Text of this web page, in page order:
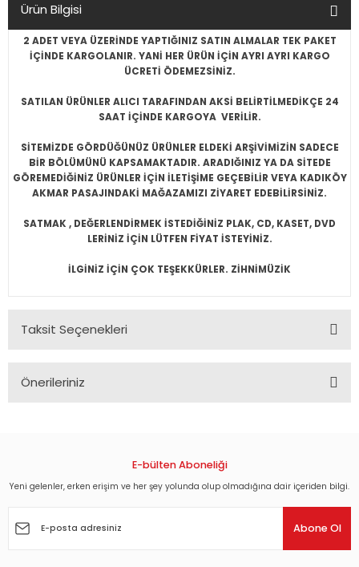
Ürün Bilgisi
2 ADET VEYA ÜZERİNDE YAPTIĞINIZ SATIN ALMALAR TEK PAKET
İÇİNDE KARGOLANIR. YANİ HER ÜRÜN İÇİN AYRI AYRI KARGO
ÜCRETİ ÖDEMEZSİNİZ.
SATILAN ÜRÜNLER ALICI TARAFINDAN AKSİ BELİRTİLMEDİKÇE 24
SAAT İÇİNDE KARGOYA VERİLİR.
SİTEMİZDE GÖRDÜĞÜNÜZ ÜRÜNLER ELDEKİ ARŞİVİMİZİN SADECE
BİR BÖLÜMÜNÜ KAPSAMAKTADIR. ARADIĞINIZ YA DA SİTEDE
GÖREMEDİĞİNİZ ÜRÜNLER İÇİN İLETİŞİME GEÇEBİLİR VEYA KADIKÖY
AKMAR PASAJINDAKİ MAĞAZAMIZI ZİYARET EDEBİLİRSİNİZ.
SATMAK , DEĞERLENDİRMEK İSTEDİĞİNİZ PLAK, CD, KASET, DVD
LERİNİZ İÇİN LÜTFEN FİYAT İSTEYİNİZ.
İLGİNİZ İÇİN ÇOK TEŞEKKÜRLER. ZİHNİMÜZİK
Taksit Seçenekleri
Önerileriniz
Görüş ve önerileriniz için teşekkür ederiz.
Ürün açıklamasında eksik bilgiler bulunuyor.
E-bülten Aboneliği
Yeni gelenler, erken erişim ve her şey yolunda olup olmadığına dair içeriden bilgi.
Abone Ol